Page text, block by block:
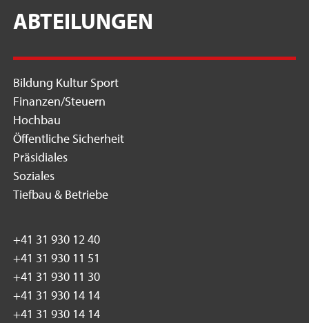
ABTEILUNGEN
Bildung Kultur Sport
Finanzen/Steuern
Hochbau
Öffentliche Sicherheit
Präsidiales
Soziales
Tiefbau & Betriebe
+41 31 930 12 40
+41 31 930 11 51
+41 31 930 11 30
+41 31 930 14 14
+41 31 930 14 14